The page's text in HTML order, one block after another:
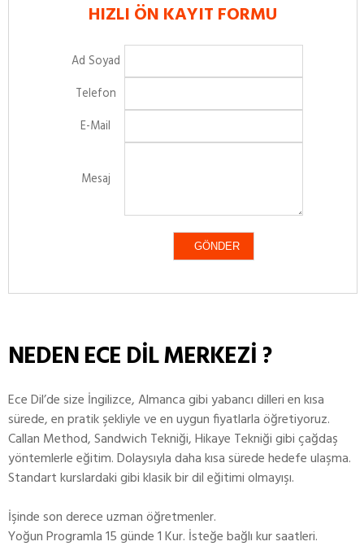
HIZLI ÖN KAYIT FORMU
Ad Soyad
Telefon
E-Mail
Mesaj
NEDEN ECE DİL MERKEZİ ?
Ece Dil’de size İngilizce, Almanca gibi yabancı dilleri en kısa
sürede, en pratik şekliyle ve en uygun fiyatlarla öğretiyoruz.
Callan Method, Sandwich Tekniği, Hikaye Tekniği gibi çağdaş
yöntemlerle eğitim. Dolaysıyla daha kısa sürede hedefe ulaşma.
Standart kurslardaki gibi klasik bir dil eğitimi olmayışı.
İşinde son derece uzman öğretmenler.
Yoğun Programla 15 günde 1 Kur. İsteğe bağlı kur saatleri.